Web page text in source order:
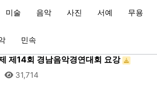
미술 음악 사진 서예 무용
민속
요강
32,441
제14회 경남음악경연대회 요강
31,714